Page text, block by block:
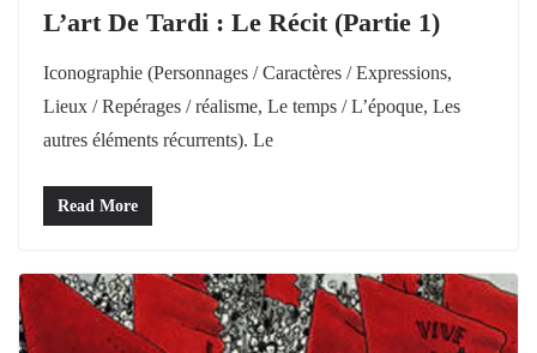
L’art De Tardi : Le Récit (partie 1)
Iconographie (Personnages / Caractères / Expressions,
Lieux / Repérages / réalisme, Le temps / L’époque, Les
autres éléments récurrents). Le
Read More